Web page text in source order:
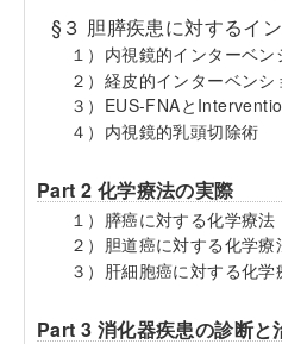
§３ 胆膵疾患に対するイ
１）内視鏡的インターベン
２）経皮的インターベンシ
３）EUS-FNAと
４）内視鏡的乳頭切除術
Part 2 化学療法の実際
１）膵癌に対する化学療法
２）胆道癌に対する化学療
３）肝細胞癌に対する化学
Part 3 消化器疾患の診断と